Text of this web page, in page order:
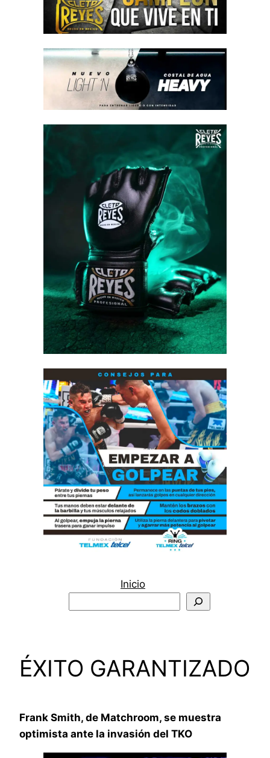
Inicio
ÉXITO GARANTIZADO
Frank Smith, de Matchroom, se muestra
optimista ante la invasión del TKO